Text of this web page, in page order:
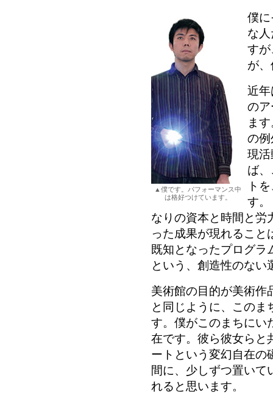
▲僕です。パフォーマンス中
は格好つけています。
僕
な
す
が
近
の
ま
の
現
ば
ト
す
なりの資本と時間と労
った成果が現れること
既知となったプログラ
という、創造性のない
美術館の目的が美術作
と同じように、この
す。僕がこのまちにい
在です。彼ら彼女らと
ートという変幻自在の
間に、少しずつ置いて
れると思います。